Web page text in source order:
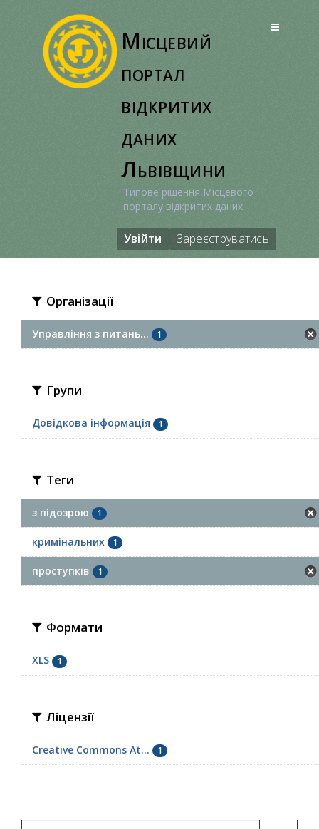
Місцевий
портал
відкритих
даних
Львівщини
Типове рішення Місцевого
порталу відкритих даних
Увійти Зареєструватись
Організації
Управління з питань... 1
Групи
Довідкова інформація 1
Теги
з підозрою 1
кримінальних 1
проступків 1
Формати
XLS 1
Ліцензії
Creative Commons At... 1